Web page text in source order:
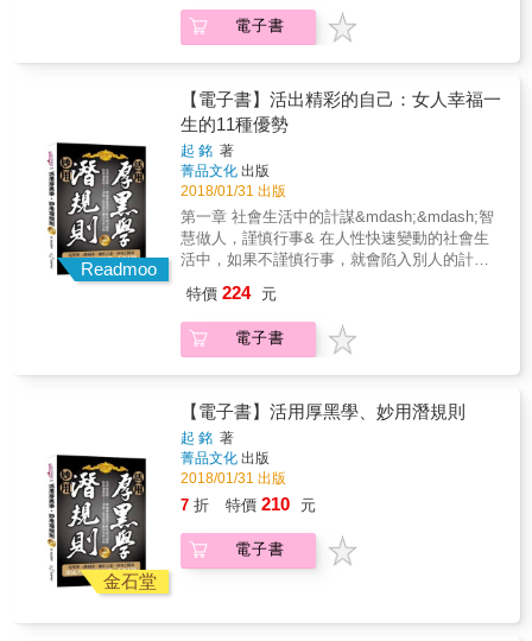
是做為久經沙場的老手來說，都能在此書找到
自己需要的東西。
要計謀，以智謀決勝負的時代，需要靈活運用
智謀巧計，做一個有& 智慧的人，你的生活才
道，也是一種難得的成功之道。& 在現實生活
中，有些人取得了一些成功和榮耀，總是喜歡
在別人面前炫耀，把自己的家底悉數掏給別人
看。儘管其中不乏有才或有財之人，但是他們
一旦和人競爭起來，卻往往處於劣勢。這是因
為別人已經知曉了他們的底細，可以提前做好
應付準備。一旦動起手來，這些早有些備的人
就能像一柄利劍，直刺對手要害。所以，聰明
的人往往隱藏自己的鋒芒，讓人探不出深淺。&
在前蘇聯時期，有個旅者很喜歡從莫斯科徒步
他總是背著一個大背包，沿途與一些流浪的人
結伴而行。大家對這位旅者很熟悉，但沒有一
個人知道他的姓名與來歷，只知道他是個步行
的食宿都在路上解決，或隨便向農家借宿，或
走進火車站，到三等車廂的候車室裡歇息。&
有一次，他又準備進入候車室裡小歇，但這時
候候車室裡擠滿了人，於是他便來到月臺上，
想等人少以後再進去休息。就在這個時候，旅
在叫他：「老頭兒！老頭兒！」旅者連忙轉
身，看見有人朝他招手，便上前去詢問：「夫
提包遺落在那裡了！」旅者一聽，連忙跑到洗
電子書
Readmoo
【電子書】活出精彩的自己：女人幸福一
生的11種優勢
起 銘 著
菁品文化 出版
2018/01/31 出版
第一章 社會生活中的計謀&mdash;&mdash;智
慧做人，謹慎行事& 在人性快速變動的社會生
活中，如果不謹慎行事，就會陷入別人的計謀&
能不被他人的計謀算計。這是一& 個全方位需
要計謀，以智謀決勝負的時代，需要靈活運用
智謀巧計，做一個有& 智慧的人，你的生活才
道，也是一種難得的成功之道。& 在現實生活
中，有些人取得了一些成功和榮耀，總是喜歡
在別人面前炫耀，把自己的家底悉數掏給別人
看。儘管其中不乏有才或有財之人，但是他們
一旦和人競爭起來，卻往往處於劣勢。這是因
為別人已經知曉了他們的底細，可以提前做好
應付準備。一旦動起手來，這些早有些備的人
就能像一柄利劍，直刺對手要害。所以，聰明
走到波良納，這段長長的旅途大約有200公里。
特價 224 元
電子書
金石堂
【電子書】活用厚黑學、妙用潛規則
起 銘 著
菁品文化 出版
2018/01/31 出版
7 折 特價 210 元
電子書